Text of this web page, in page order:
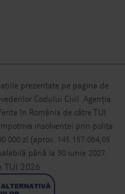
prezentate pe pagina de
Codului Civil. Agenția
în România de către TUI
insolvenței prin polița
000 zl (aprox. 145.157.064,05
până la 30 iunie 2027.
TUI 2026